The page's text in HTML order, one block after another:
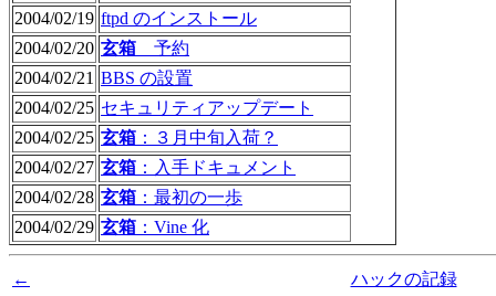
2004/02/19 ftpd のインストール
2004/02/20 玄箱 予約
2004/02/21 BBS の設置
2004/02/25 セキュリティアップデート
2004/02/25 玄箱 ：３月中旬入荷？
2004/02/27 玄箱 ：入手ドキュメント
2004/02/28 玄箱 ：最初の一歩
2004/02/29 玄箱 ：Vine 化
←
ハックの記録